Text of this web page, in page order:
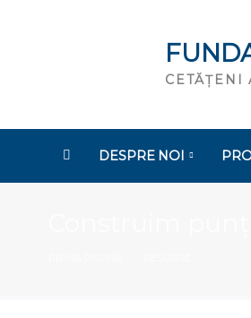
CETĂȚENI
DESPRE NOI